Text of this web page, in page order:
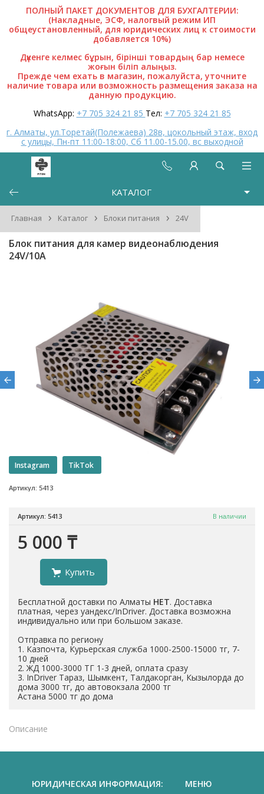
ПОЛНЫЙ ПАКЕТ ДОКУМЕНТОВ ДЛЯ БУХГАЛТЕРИИ:
(Накладные, ЭСФ, налогвый режим ИП
общеустановленный, для юридических лиц к стоимости
добавляется 10%)
Дүкенге келмес бұрын, бірінші товардың бар немесе
жоғын біліп алыңыз.
Прежде чем ехать в магазин, пожалуйста, уточните
наличие товара или возможность размещения заказа на
данную продукцию.
WhatsApp: +7 705 324 21 85 Тел: +7 705 324 21 85
г. Алматы, ул.Торетай(Полежаева) 28в, цокольный этаж, вход
с улицы, Пн-пт 11:00-18:00, Сб 11.00-15.00, вс выходной
КАТАЛОГ
Главная › Каталог › Блоки питания › 24V
Блок питания для камер видеонаблюдения
24V/10A
Артикул: 5413
Instagram TikTok
Артикул: 5413 В наличии
5 000 ₸
Купить
Бесплатной доставки по Алматы НЕТ. Доставка
платная, через уандекс/InDriver. Доставка возможна
индивидуально или при большом заказе.
Отправка по региону
1. Казпочта, Курьерская служба 1000-2500-15000 тг, 7-
10 дней
2. ЖД 1000-3000 ТГ 1-3 дней, оплата сразу
3. InDriver Тараз, Шымкент, Талдакорган, Кызылорда до
дома 3000 тг, до автовокзала 2000 тг
Астана 5000 тг до дома
Описание
ЮРИДИЧЕСКАЯ ИНФОРМАЦИЯ: МЕНЮ